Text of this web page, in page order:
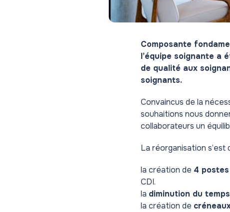
Composante
l’équipe soignante a
de qualité aux
soignants.
Convaincus de la
souhaitions nous
collaborateurs un
La réorganisation
la création de 4
CDI.
la diminution du
la création de